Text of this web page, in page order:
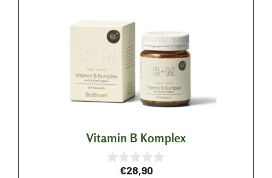
Vitamin B Komplex
€28,90